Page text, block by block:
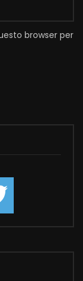
browser per